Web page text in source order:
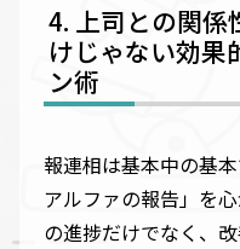
上司との関
けじゃない効果
ン術
報連相は基本中の基
アルファの報告」を
の進捗だけでなく、